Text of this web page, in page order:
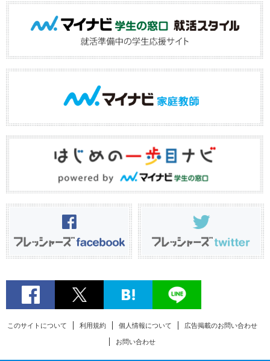
このサイトについて 利用規約 個人情報について 広告掲載のお問い合わせ
お問い合わせ